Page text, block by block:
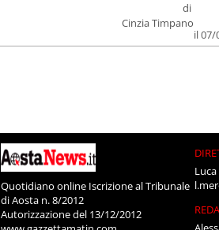
di
Cinzia Timpano
il 07/
Quotidiano online Iscrizione al Tribunale
di Aosta n. 8/2012
Autorizzazione del 13/12/2012